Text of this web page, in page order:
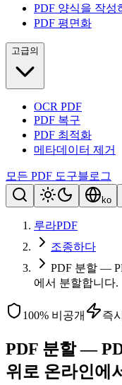
PDF 양식을 작성
PDF 평면화
고급의
OCR PDF
PDF 복구
PDF 최적화
메타데이터 제거
모든 PDF 도구블로그
ko
루라PDF
조종하다
PDF 분할 —
에서 분할합니다.
100% 비공개 즉
PDF 분할 —
위로 온라인에